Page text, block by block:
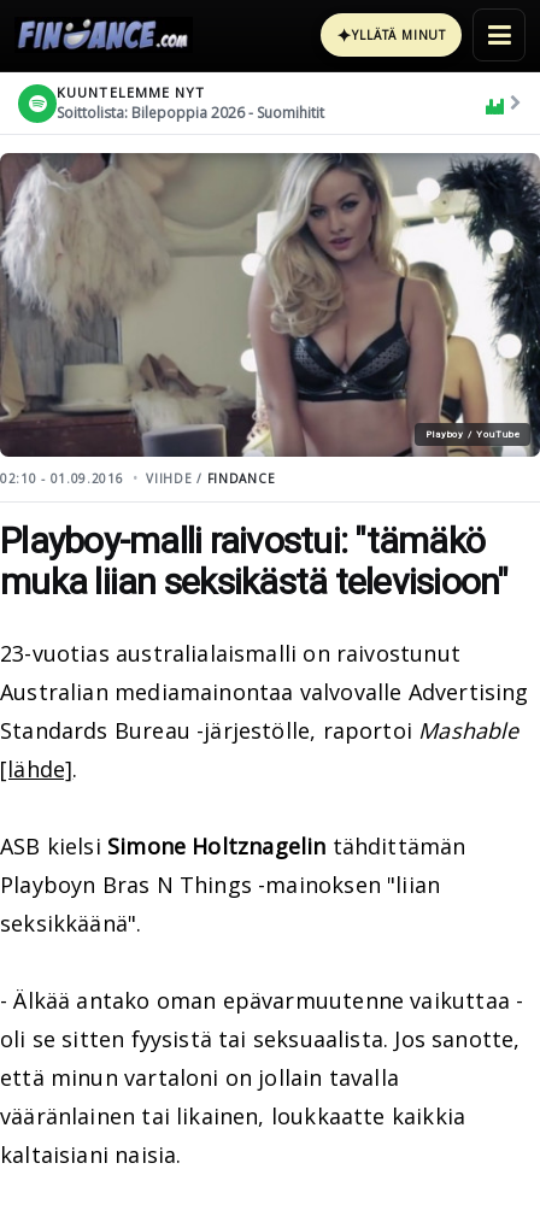
✦YLLÄTÄ MINUT
KUUNTELEMME NYT
Soittolista: Bilepoppia 2026 - Suomihitit
Playboy / YouTube
02:10 - 01.09.2016 VIIHDE / FINDANCE
Playboy-malli raivostui: "tämäkö
muka liian seksikästä televisioon"
23-vuotias australialaismalli on raivostunut
Australian mediamainontaa valvovalle Advertising
Standards Bureau -järjestölle, raportoi Mashable
[lähde].
ASB kielsi Simone Holtznagelin tähdittämän
Playboyn Bras N Things -mainoksen "liian
seksikkäänä".
- Älkää antako oman epävarmuutenne vaikuttaa -
oli se sitten fyysistä tai seksuaalista. Jos sanotte,
että minun vartaloni on jollain tavalla
vääränlainen tai likainen, loukkaatte kaikkia
kaltaisiani naisia.